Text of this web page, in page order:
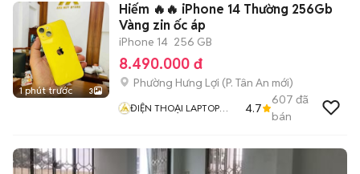
1 phút trước 3
Hiếm 🔥🔥 iPhone 14 Thường 256Gb
Vàng zin ốc áp
iPhone 14 256 GB
8.490.000 đ
Phường Hưng Lợi (P. Tân An mới)
ĐIỆN THOẠI LAPTOP
4.7
607 đã
bán